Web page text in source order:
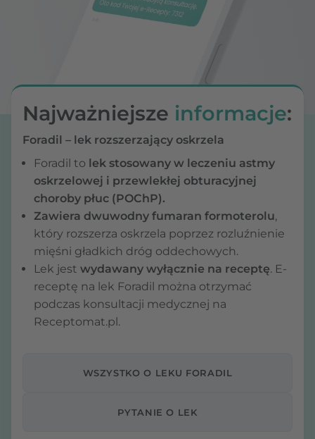
Najważniejsze informacje:
Foradil – lek rozszerzający oskrzela
Foradil to lek stosowany w leczeniu astmy
oskrzelowej i przewlekłej obturacyjnej
choroby płuc (POChP).
Zawiera dwuwodny fumaran formoterolu,
który rozszerza oskrzela poprzez rozluźnienie
mięśni gładkich dróg oddechowych.
Lek jest wydawany wyłącznie na receptę. E-
receptę na lek Foradil można otrzymać
podczas konsultacji medycznej na
Receptomat.pl.
WSZYSTKO O LEKU FORADIL
PYTANIE O LEK